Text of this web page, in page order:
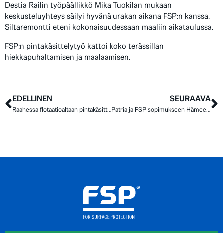
Destia Railin työpäällikkö Mika Tuokilan mukaan
keskusteluyhteys säilyi hyvänä urakan aikana FSP:n kanssa.
Siltaremontti eteni kokonaisuudessaan maaliin aikataulussa.
FSP:n pintakäsittelytyö kattoi koko terässillan
hiekkapuhaltamisen ja maalaamisen.
EDELLINEN
Raahessa flotaatioaltaan pintakäsittely SSAB:lle
SEURAAVA
Patria ja FSP sopimukseen Hämeenlinnan pintakäsittelytoimintojen liikkeenluovutuksesta